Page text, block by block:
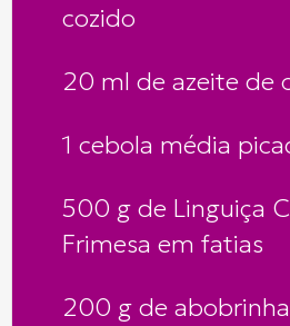
cozido
20 ml de azeite de
1 cebola média
500 g de Linguiça
Frimesa em fatias
200 g de